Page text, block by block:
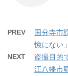
PREV
国分寺市
憶にない
NEXT
盗撮目的
江八幡市